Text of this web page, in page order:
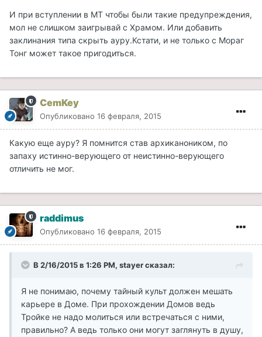
И при вступлении в МТ чтобы были такие предупреждения,
мол не слишком заигрывай с Храмом. Или добавить
заклинания типа скрыть ауру.Кстати, и не только с Мораг
Тонг может такое пригодиться.
CemKey
Опубликовано 16 февраля, 2015
Какую еще ауру? Я помнится став архиканоником, по
запаху истинно-верующего от неистинно-верующего
отличить не мог.
raddimus
Опубликовано 16 февраля, 2015
В 2/16/2015 в 1:26 PM, stayer сказал:
Я не понимаю, почему тайный культ должен мешать
карьере в Доме. При прохождении Домов ведь
Тройке не надо молиться или встречаться с ними,
правильно? А ведь только они могут заглянуть в душу,